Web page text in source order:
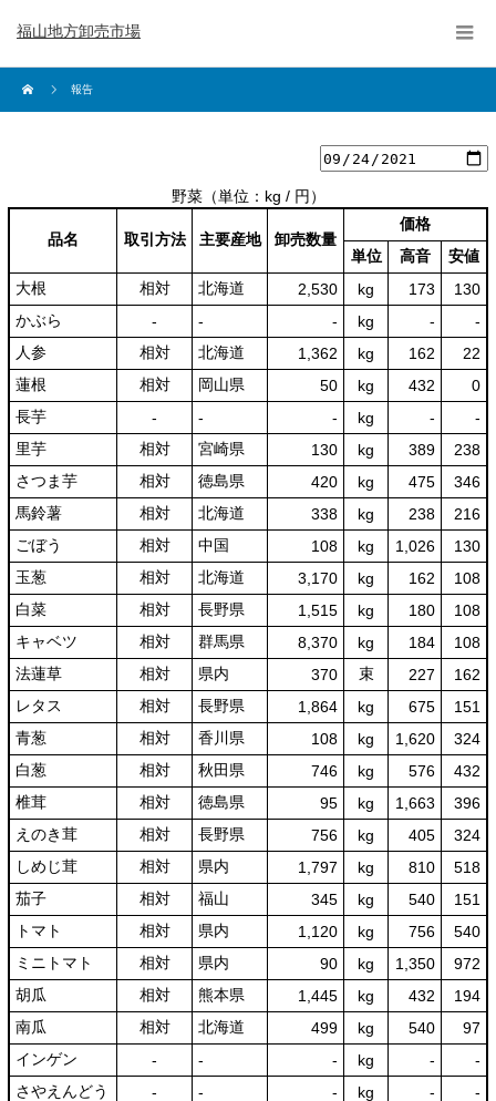
福山地方卸売市場
報告
野菜（単位：kg / 円）
品名 取引方法 主要産地 卸売数量
価格
単位
高音
安値
大根
相対 北海道 2,530 kg 173
130
かぶら
‐ ‐ ‐ kg -
‐
人参
相対 北海道 1,362 kg 162
22
蓮根
相対 岡山県 50 kg 432
0
長芋
‐ ‐ ‐ kg -
‐
里芋
相対 宮崎県 130 kg 389
238
さつま芋
相対 徳島県 420 kg 475
346
馬鈴薯
相対 北海道 338 kg 238
216
ごぼう
相対 中国 108 kg 1,026
130
玉葱
相対 北海道 3,170 kg 162
108
白菜
相対 長野県 1,515 kg 180
108
キャベツ
相対 群馬県 8,370 kg 184
108
法蓮草
相対 県内 370 束 227
162
レタス
相対 長野県 1,864 kg 675
151
青葱
相対 香川県 108 kg 1,620
324
白葱
相対 秋田県 746 kg 576
432
椎茸
相対 徳島県 95 kg 1,663
396
えのき茸
相対 長野県 756 kg 405
324
しめじ茸
相対 県内 1,797 kg 810
518
茄子
相対 福山 345 kg 540
151
トマト
相対 県内 1,120 kg 756
540
ミニトマト
相対 県内 90 kg 1,350
972
胡瓜
相対 熊本県 1,445 kg 432
194
南瓜
相対 北海道 499 kg 540
97
インゲン
‐ ‐ ‐ kg -
‐
さやえんどう
‐ ‐ ‐ kg -
‐